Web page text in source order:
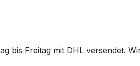
bis Freitag mit DHL versendet.